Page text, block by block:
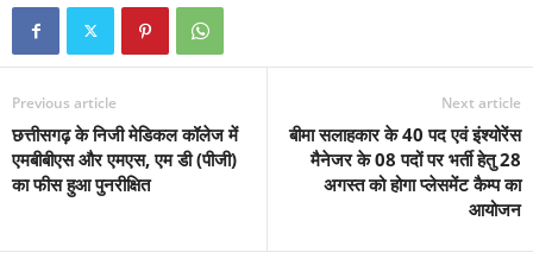
Previous article
छत्तीसगढ़ के निजी मेडिकल कॉलेज में
एमबीबीएस और एमएस, एम डी (पीजी)
का फीस हुआ पुनरीक्षित
Next article
बीमा सलाहकार के 40 पद एवं इंश्योरेंस
मैनेजर के 08 पदों पर भर्ती हेतु 28
अगस्त को होगा प्लेसमेंट कैम्प का
आयोजन